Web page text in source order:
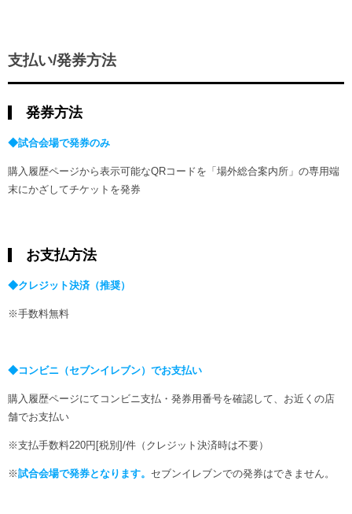
支払い/発券方法
発券方法
◆試合会場で発券のみ
購入履歴ページから表示可能なQRコードを「場外総合案内所」の専用端
末にかざしてチケットを発券
お支払方法
◆クレジット決済（推奨）
※手数料無料
◆コンビニ（セブンイレブン）でお支払い
購入履歴ページにてコンビニ支払・発券用番号を確認して、お近くの店
舗でお支払い
※支払手数料220円[税別]/件（クレジット決済時は不要）
※試合会場で発券となります。 セブンイレブンでの発券はできません。